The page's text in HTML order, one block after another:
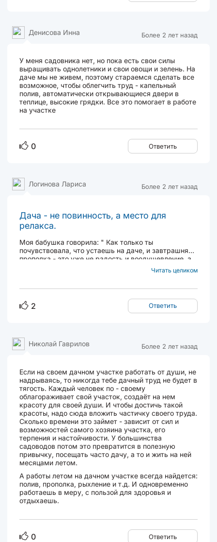
Более 2 лет назад
Денисова Инна
У меня садовника нет, но пока есть свои силы
выращивать однолетники и свои овощи и зелень. На
даче мы не живем, поэтому стараемся сделать все
возможное, чтобы облегчить труд - капельный
полив, автоматически открывающиеся двери в
теплице, высокие грядки. Все это помогает в работе
на участке
0 Ответить
Более 2 лет назад
Логинова Лариса
Дача - не повинность, а место для
релакса.
Моя бабушка говорила: " Как только ты
почувствовала, что устаешь на даче, и завтрашняя
прополка - это уже не радость и воодушевление, а
тяжкая повинность - все! Конец! Продавай дачу!" "
И я с ней полностью согласилась. Правда, согласие
Читать целиком
2 Ответить
Более 2 лет назад
Николай Гаврилов
Если на своем дачном участке работать от души, не
надрываясь, то никогда тебе дачный труд не будет в
тягость. Каждый человек по - своему
облагораживает свой участок, создаёт на нем
красоту для своей души. И чтобы достичь такой
красоты, надо сюда вложить частичку своего труда.
Сколько времени это займет - зависит от сил и
возможностей самого хозяина участка, его
терпения и настойчивости. У большинства
садоводов потом это превратится в полезную
привычку, посещать часто дачу, а то и жить на ней
месяцами летом.
А работы летом на дачном участке всегда найдется:
полив, прополка, рыхление и т.д. И одновременно
работаешь в меру, с пользой для здоровья и
отдыхаешь.
0 Ответить